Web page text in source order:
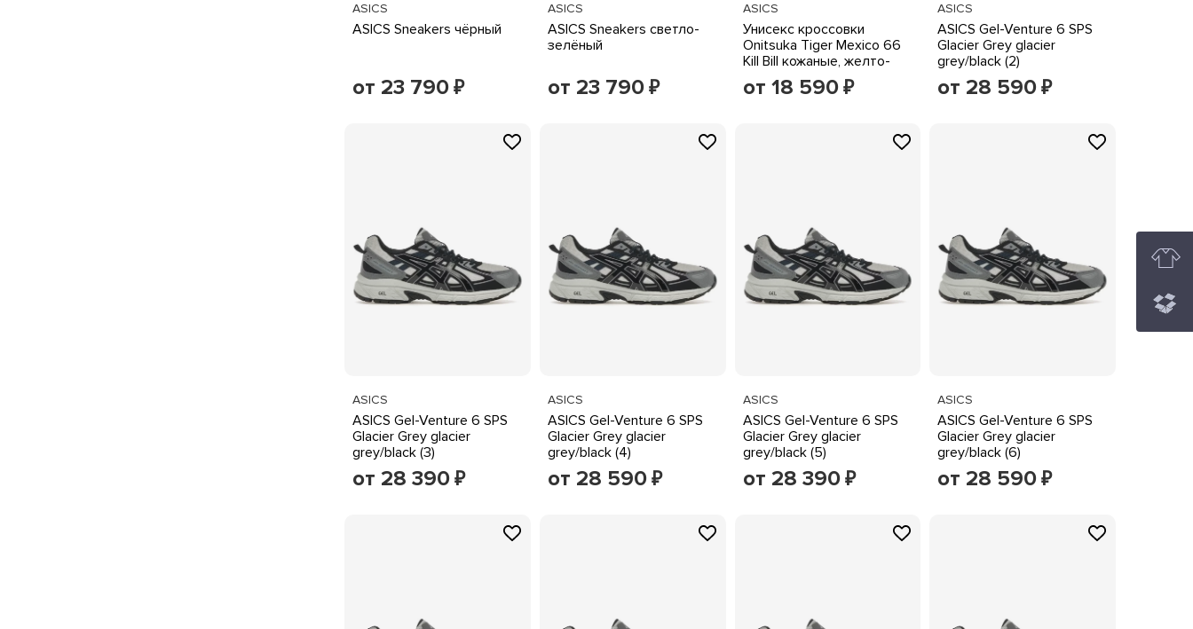
ASICS
ASICS Sneakers чёрный
от 23 790 ₽
ASICS
ASICS Sneakers светло-
зелёный
от 23 790 ₽
ASICS
Унисекс кроссовки
Onitsuka Tiger Mexico 66
Kill Bill кожаные, желто-
черные
от 18 590 ₽
ASICS
ASICS Gel-Venture 6 SPS
Glacier Grey glacier
grey/black (2)
от 28 590 ₽
ASICS
ASICS Gel-Venture 6 SPS
Glacier Grey glacier
grey/black (3)
от 28 390 ₽
ASICS
ASICS Gel-Venture 6 SPS
Glacier Grey glacier
grey/black (4)
от 28 590 ₽
ASICS
ASICS Gel-Venture 6 SPS
Glacier Grey glacier
grey/black (5)
от 28 390 ₽
ASICS
ASICS Gel-Venture 6 SPS
Glacier Grey glacier
grey/black (6)
от 28 590 ₽